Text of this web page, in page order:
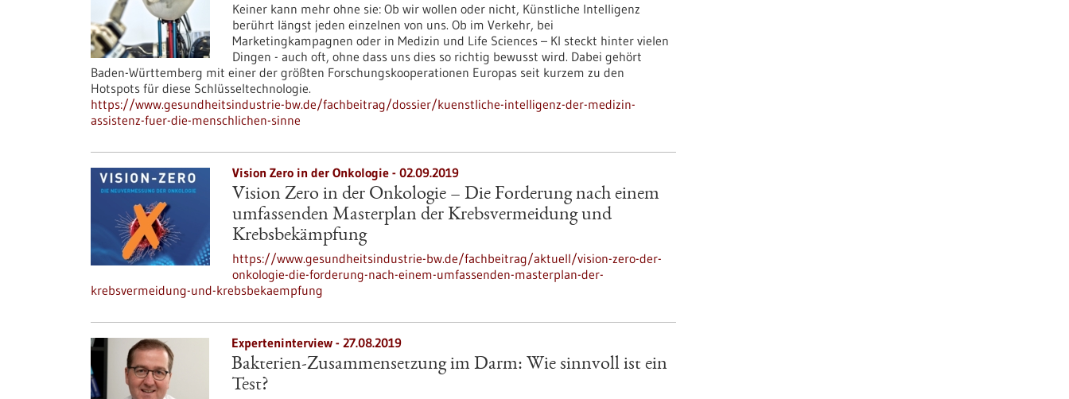
Keiner kann mehr ohne sie: Ob wir wollen oder nicht, Künstliche Intelligenz
berührt längst jeden einzelnen von uns. Ob im Verkehr, bei
Marketingkampagnen oder in Medizin und Life Sciences – KI steckt hinter vielen
Dingen - auch oft, ohne dass uns dies so richtig bewusst wird. Dabei gehört
Baden-Württemberg mit einer der größten Forschungskooperationen Europas seit kurzem zu den
Hotspots für diese Schlüsseltechnologie.
https://www.gesundheitsindustrie-bw.de/fachbeitrag/dossier/kuenstliche-intelligenz-der-medizin-
assistenz-fuer-die-menschlichen-sinne
Vision Zero in der Onkologie - 02.09.2019
Vision Zero in der Onkologie – Die Forderung nach einem
umfassenden Masterplan der Krebsvermeidung und
Krebsbekämpfung
https://www.gesundheitsindustrie-bw.de/fachbeitrag/aktuell/vision-zero-der-
onkologie-die-forderung-nach-einem-umfassenden-masterplan-der-
krebsvermeidung-und-krebsbekaempfung
Experteninterview - 27.08.2019
Bakterien-Zusammensetzung im Darm: Wie sinnvoll ist ein
Test?